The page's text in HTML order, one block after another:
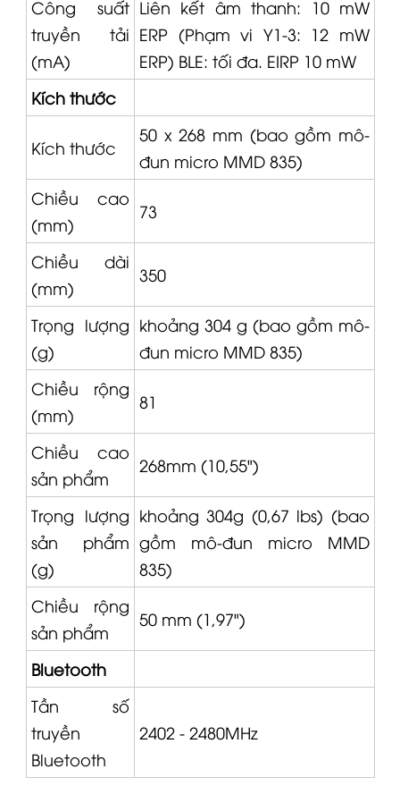
Công suất
truyền tải
(mA)
Liên kết âm thanh: 10 mW
ERP (Phạm vi Y1-3: 12 mW
ERP) BLE: tối đa. EIRP 10 mW
Kích thước
Kích thước
50 x 268 mm (bao gồm mô-
đun micro MMD 835)
Chiều cao
(mm)
73
Chiều dài
(mm)
350
Trọng lượng
(g)
khoảng 304 g (bao gồm mô-
đun micro MMD 835)
Chiều rộng
(mm)
81
Chiều cao
sản phẩm
268mm (10,55")
Trọng lượng
sản phẩm
(g)
khoảng 304g (0,67 lbs) (bao
gồm mô-đun micro MMD
835)
Chiều rộng
sản phẩm
50 mm (1,97")
Bluetooth
Tần số
truyền
Bluetooth
2402 - 2480MHz